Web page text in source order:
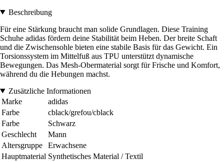
Beschreibung
Für eine Stärkung braucht man solide Grundlagen. Diese Training
Schuhe adidas fördern deine Stabilität beim Heben. Der breite Schaft
und die Zwischensohle bieten eine stabile Basis für das Gewicht. Ein
Torsionssystem im Mittelfuß aus TPU unterstützt dynamische
Bewegungen. Das Mesh-Obermaterial sorgt für Frische und Komfort,
während du die Hebungen machst.
Zusätzliche Informationen
Marke
adidas
Farbe
cblack/grefou/cblack
Farbe
Schwarz
Geschlecht
Mann
Altersgruppe
Erwachsene
Hauptmaterial Synthetisches Material / Textil